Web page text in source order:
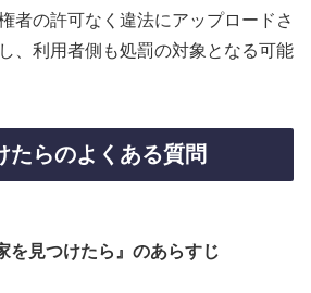
者の許可なく違法にアップロードさ
、利用者側も処罰の対象となる可能
たらのよくある質問
を見つけたら』のあらすじ